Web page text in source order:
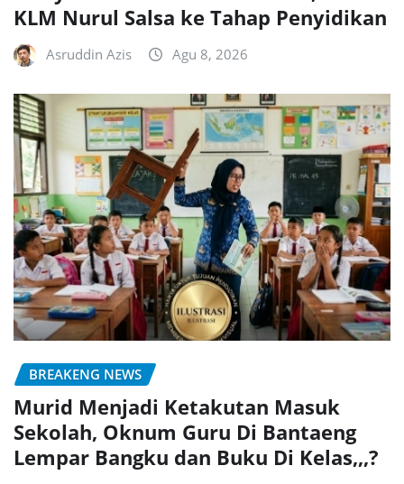
KLM Nurul Salsa ke Tahap Penyidikan
Asruddin Azis Agu 8, 2026
BREAKENG NEWS
Murid Menjadi Ketakutan Masuk
Sekolah, Oknum Guru Di Bantaeng
Lempar Bangku dan Buku Di Kelas,,,?